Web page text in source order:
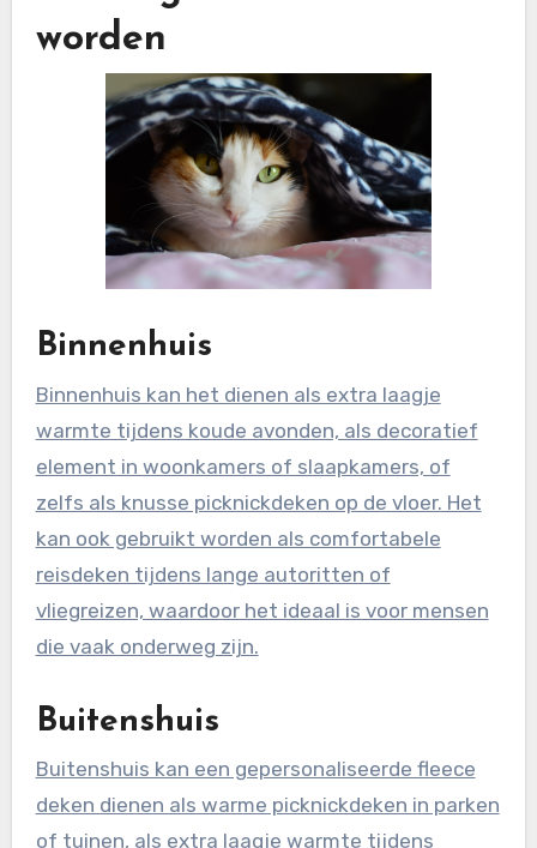
worden
Binnenhuis
Binnenhuis kan het dienen als extra laagje
warmte tijdens koude avonden, als decoratief
element in woonkamers of slaapkamers, of
zelfs als knusse picknickdeken op de vloer. Het
kan ook gebruikt worden als comfortabele
reisdeken tijdens lange autoritten of
vliegreizen, waardoor het ideaal is voor mensen
die vaak onderweg zijn.
Buitenshuis
Buitenshuis kan een gepersonaliseerde fleece
deken dienen als warme picknickdeken in parken
of tuinen, als extra laagje warmte tijdens